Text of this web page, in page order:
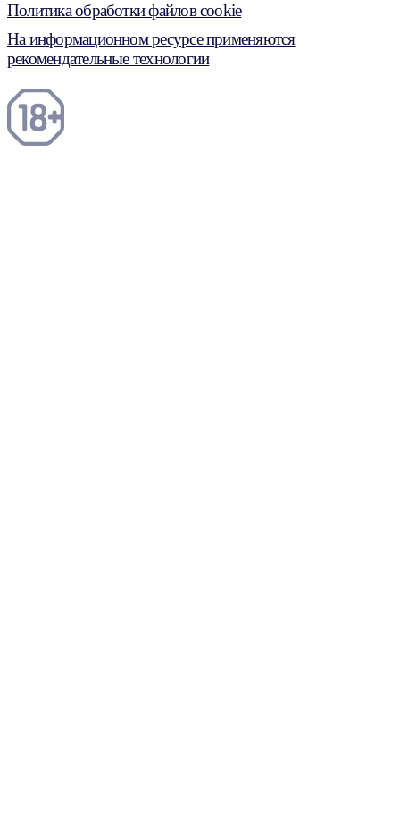
Политика обработки файлов cookie
На информационном ресурсе применяются
рекомендательные технологии